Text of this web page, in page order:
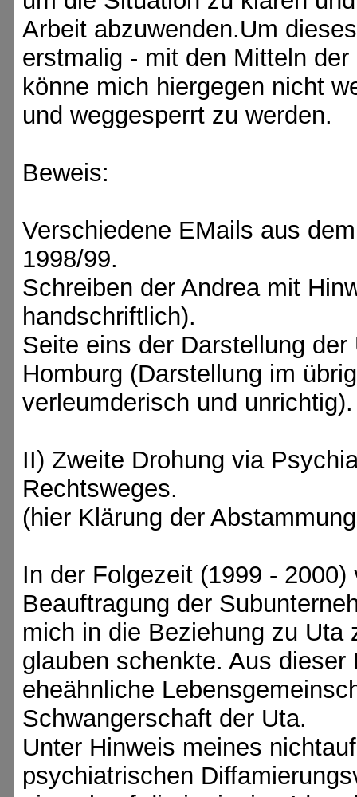
Arbeit abzuwenden.Um
erstmalig - mit den Mitteln
könne mich hiergegen nicht
und weggesperrt zu werden.
Beweis:
Verschiedene EMails aus
1998/99.
Schreiben der Andrea mit
handschriftlich).
Seite eins der Darstellung
Homburg (Darstellung im
verleumderisch und unrichtig).
II) Zweite Drohung via
Rechtsweges.
(hier Klärung der
In der Folgezeit (1999 -
Beauftragung der
mich in die Beziehung zu Uta
glauben schenkte. Aus
eheähnliche
Schwangerschaft der Uta.
Unter Hinweis meines
psychiatrischen